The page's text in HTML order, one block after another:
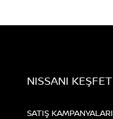
NISSANI KEŞFET
SATIŞ KAMPANYALARI